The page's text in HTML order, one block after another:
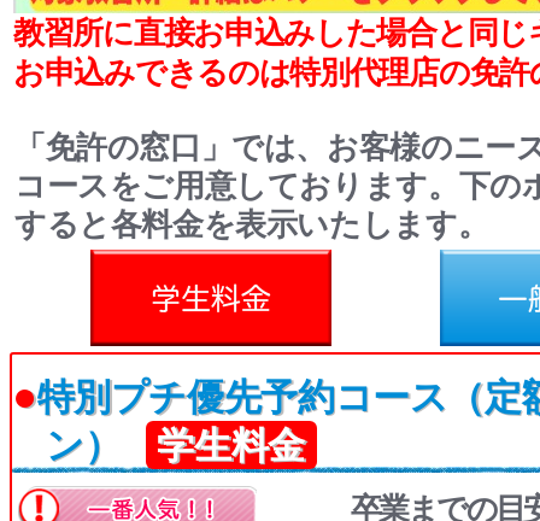
教習所に直接お申込みした場合と同
お申込みできるのは特別代理店の免
「免許の窓口」では、お客様のニー
コースをご用意しております。下の
すると各料金を表示いたします。
●特別プチ優先予約コース（定
ン）
学生料金
卒業までの目